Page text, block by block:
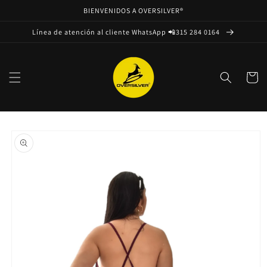
BIENVENIDOS A OVERSILVER®
Línea de atención al cliente WhatsApp 📲315 284 0164
Carrito
directamente
a la
información